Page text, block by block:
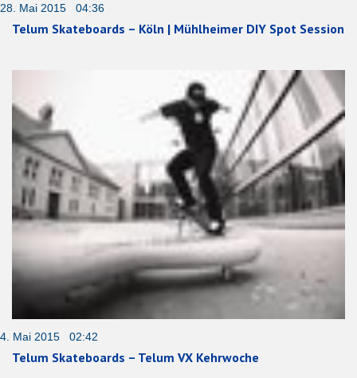
28. Mai 2015 04:36
Telum Skateboards – Köln | Mühlheimer DIY Spot Session
4. Mai 2015 02:42
Telum Skateboards – Telum VX Kehrwoche